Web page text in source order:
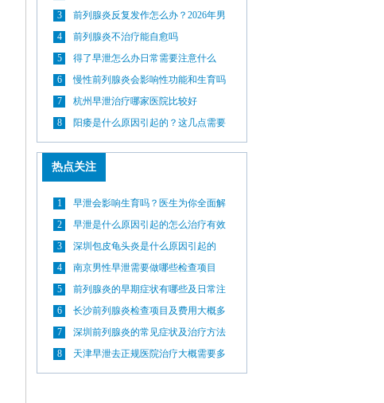
学治疗与日常预防方法全解析
3
前列腺炎反复发作怎么办？2026年男
性前列腺养护科普指南
4
前列腺炎不治疗能自愈吗
5
得了早泄怎么办日常需要注意什么
6
慢性前列腺炎会影响性功能和生育吗
7
杭州早泄治疗哪家医院比较好
8
阳痿是什么原因引起的？这几点需要
了解
热点关注
1
早泄会影响生育吗？医生为你全面解
答
2
早泄是什么原因引起的怎么治疗有效
3
深圳包皮龟头炎是什么原因引起的
4
南京男性早泄需要做哪些检查项目
5
前列腺炎的早期症状有哪些及日常注
意事项
6
长沙前列腺炎检查项目及费用大概多
少
7
深圳前列腺炎的常见症状及治疗方法
8
天津早泄去正规医院治疗大概需要多
少钱